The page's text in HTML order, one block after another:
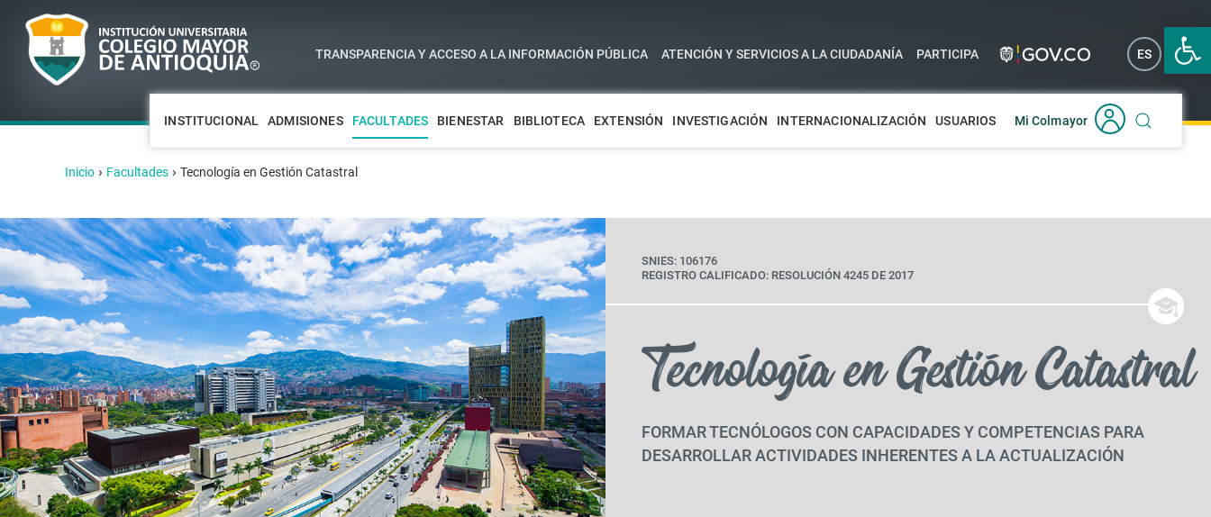
Abrir
TRANSPARENCIA Y ACCESO A LA INFORMACIÓN PÚBLICA ATENCIÓN Y SERVICIOS A LA CIUDADANÍA PARTICIPA ES EN
INSTITUCIONAL ADMISIONES FACULTADES BIENESTAR BIBLIOTECA EXTENSIÓN INVESTIGACIÓN INTERNACIONALIZACIÓN USUARIOS Mi Colmayor
Inicio › Facultades › Tecnología en Gestión Catastral
SNIES: 106176
REGISTRO CALIFICADO: RESOLUCIÓN 4245 DE 2017
Tecnología en Gestión Catastral
FORMAR TECNÓLOGOS CON CAPACIDADES Y COMPETENCIAS PARA
DESARROLLAR ACTIVIDADES INHERENTES A LA ACTUALIZACIÓN